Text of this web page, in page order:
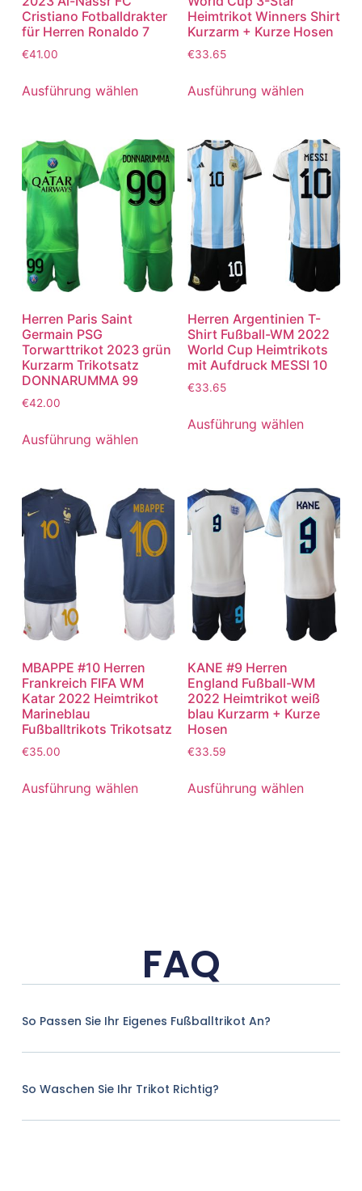
Cristiano Fotballdrakter
für Herren Ronaldo 7
€41.00
Ausführung wählen
Heimtrikot Winners Shirt
Kurzarm + Kurze Hosen
€33.65
Ausführung wählen
Herren Paris Saint
Germain PSG
Torwarttrikot 2023 grün
Kurzarm Trikotsatz
DONNARUMMA 99
€42.00
Ausführung wählen
Herren Argentinien T-
Shirt Fußball-WM 2022
World Cup Heimtrikots
mit Aufdruck MESSI 10
€33.65
Ausführung wählen
MBAPPE #10 Herren
Frankreich FIFA WM
Katar 2022 Heimtrikot
Marineblau
Fußballtrikots Trikotsatz
€35.00
Ausführung wählen
KANE #9 Herren
England Fußball-WM
2022 Heimtrikot weiß
blau Kurzarm + Kurze
Hosen
€33.59
Ausführung wählen
FAQ
So Passen Sie Ihr Eigenes Fußballtrikot An?
So Waschen Sie Ihr Trikot Richtig?